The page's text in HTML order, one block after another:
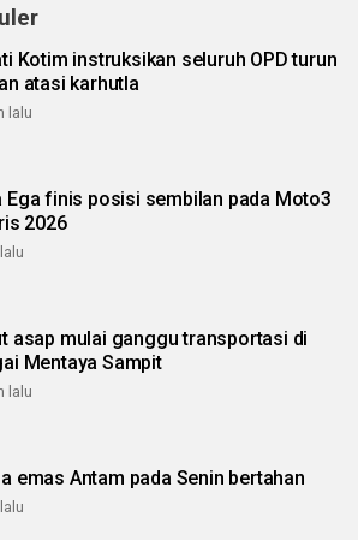
Kotim instruksikan seluruh OPD turun
atasi karhutla
lalu
Ega finis posisi sembilan pada Moto3
2026
asap mulai ganggu transportasi di
Mentaya Sampit
lalu
emas Antam pada Senin bertahan